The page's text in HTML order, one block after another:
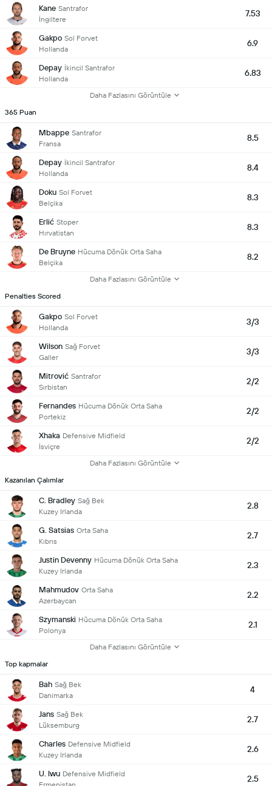
Kane Santrafor
İngiltere
7.53
Gakpo Sol Forvet
Hollanda
6.9
Depay İkincil Santrafor
Hollanda
6.83
Daha Fazlasını Görüntüle
365 Puan
Mbappe Santrafor
Fransa
8.5
Depay İkincil Santrafor
Hollanda
8.4
Doku Sol Forvet
Belçika
8.3
Erlić Stoper
Hırvatistan
8.3
De Bruyne Hücuma Dönük Orta Saha
Belçika
8.2
Daha Fazlasını Görüntüle
Penalties Scored
Gakpo Sol Forvet
Hollanda
3/3
Wilson Sağ Forvet
Galler
3/3
Mitrović Santrafor
Sırbistan
2/2
Fernandes Hücuma Dönük Orta Saha
Portekiz
2/2
Xhaka Defensive Midfield
İsviçre
2/2
Daha Fazlasını Görüntüle
Kazanılan Çalımlar
C. Bradley Sağ Bek
Kuzey Irlanda
2.8
G. Satsias Orta Saha
Kıbrıs
2.7
Justin Devenny Hücuma Dönük Orta Saha
Kuzey Irlanda
2.3
Mahmudov Orta Saha
Azerbaycan
2.2
Szymanski Hücuma Dönük Orta Saha
Polonya
2.1
Daha Fazlasını Görüntüle
Top kapmalar
Bah Sağ Bek
Danimarka
4
Jans Sağ Bek
Lüksemburg
2.7
Charles Defensive Midfield
Kuzey Irlanda
2.6
U. Iwu Defensive Midfield
2.5